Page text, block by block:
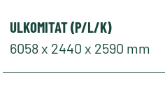
ULKOMITAT (P/L/K)
6058 x 2440 x 2590 mm